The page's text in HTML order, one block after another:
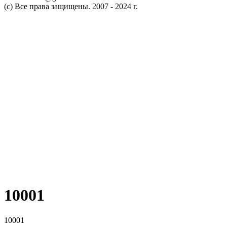
(c) Все права защищены. 2007 - 2024 г.
10001
10001